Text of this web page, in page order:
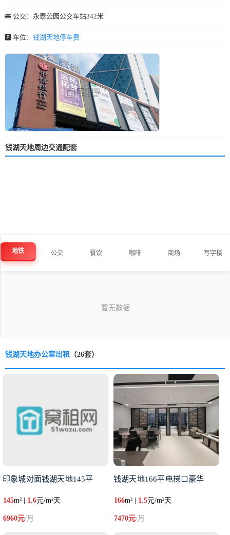
🚌 公交：永泰公园公交车站342米
🅿️ 车位： 钱湖天地停车费
钱湖天地周边交通配套
地铁 公交 餐饮 咖啡 商场 写字楼
钱湖天地办公室出租 （26套）
印象城对面钱湖天地145平
145m² | 1.6元/m²天
6960元/月
钱湖天地166平电梯口豪华
166m² | 1.5元/m²天
7470元/月